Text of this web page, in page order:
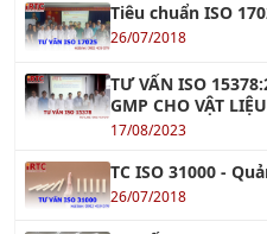
Tiêu chuẩn ISO
26/07/2018
TƯ VẤN ISO
GMP CHO VẬT
17/08/2023
TC ISO 31000 -
26/07/2018